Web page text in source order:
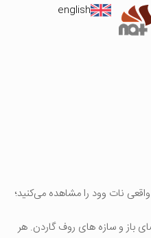
english
نات وود
نات وود را مشاهده می‌کنید؛
باز و سازه های روف گاردن. هر